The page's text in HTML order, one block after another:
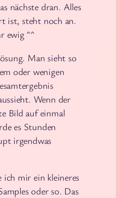
nächste dran. Alles
ist, steht noch an.
ewig ^^
Man sieht so
oder wenigen
Wenn der
Bild auf einmal
es Stunden
irgendwas
ich mir ein kleineres
oder so. Das